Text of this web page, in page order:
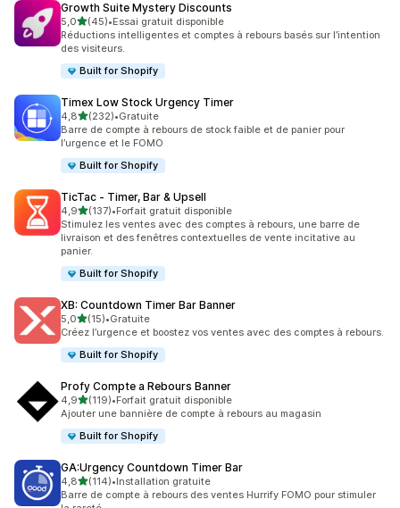
Growth Suite Mystery Discounts
5,0étoile(s) sur 5
(45)
45 avis au total
•Essai gratuit disponible
Réductions intelligentes et comptes à rebours basés sur l’intention
des visiteurs.
Built for Shopify
Timex Low Stock Urgency Timer
4,8étoile(s) sur 5
(232)
232 avis au total
•Gratuite
Barre de compte à rebours de stock faible et de panier pour
l’urgence et le FOMO
Built for Shopify
TicTac ‑ Timer, Bar & Upsell
4,9étoile(s) sur 5
(137)
137 avis au total
•Forfait gratuit disponible
Stimulez les ventes avec des comptes à rebours, une barre de
livraison et des fenêtres contextuelles de vente incitative au
panier.
Built for Shopify
XB: Countdown Timer Bar Banner
5,0étoile(s) sur 5
(15)
15 avis au total
•Gratuite
Créez l’urgence et boostez vos ventes avec des comptes à rebours.
Built for Shopify
Profy Compte a Rebours Banner
4,9étoile(s) sur 5
(119)
119 avis au total
•Forfait gratuit disponible
Ajouter une bannière de compte à rebours au magasin
Built for Shopify
GA:Urgency Countdown Timer Bar
4,8étoile(s) sur 5
(114)
114 avis au total
•Installation gratuite
Barre de compte à rebours des ventes Hurrify FOMO pour stimuler